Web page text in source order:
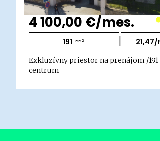
4 100,00 €/mes.
191 m² | 21,47/
Exkluzívny priestor na prenájom /
centrum